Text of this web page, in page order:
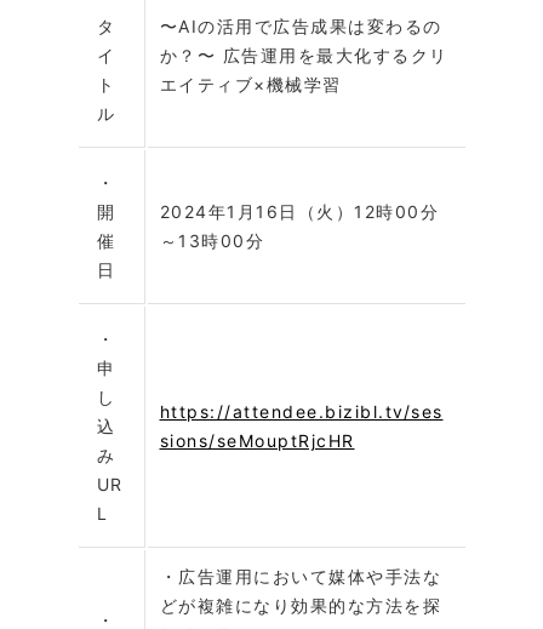
タ
イ
ト
ル
〜AIの活用で広告成果は変わるの
か？〜 広告運用を最大化するクリ
エイティブ×機械学習
・
開
催
日
2024年1月16日（火）12時00分
～13時00分
・
申
し
込
み
UR
L
https://attendee.bizibl.tv/ses
sions/seMouptRjcHR
・
・広告運用において媒体や手法な
どが複雑になり効果的な方法を探